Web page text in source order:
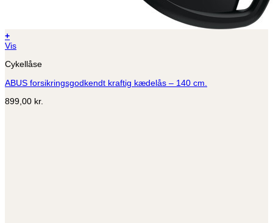
+
Vis
Cykellåse
ABUS forsikringsgodkendt kraftig kædelås – 140 cm.
899,00 kr.